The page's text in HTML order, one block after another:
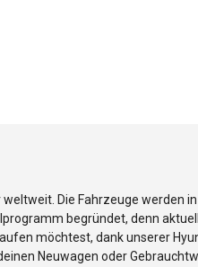
Die Fahrzeuge werden
begründet, denn
möchtest, dank unserer
Neuwagen oder